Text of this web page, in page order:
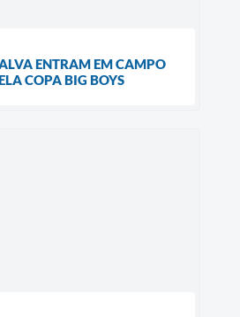
ENTRAM EM CAMPO
COPA BIG BOYS